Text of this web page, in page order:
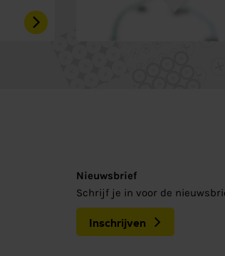
Nieuwsbrief
Schrijf je in voor de
Inschrijven